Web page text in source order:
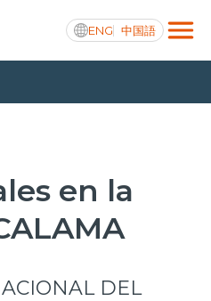
ENG 中国語
en la
DEL